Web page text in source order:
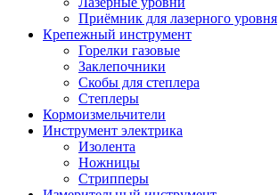
Приёмник для лазерного уровня
Крепежный инструмент
Горелки газовые
Заклепочники
Скобы для степлера
Степлеры
Кормоизмельчители
Инструмент электрика
Изолента
Ножницы
Стрипперы